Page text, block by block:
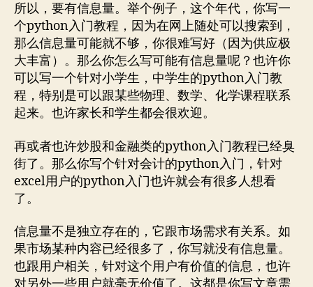
所以，要有信息量。举个例子，这个年代，你写一
个python入门教程，因为在网上随处可以搜索到，
那么信息量可能就不够，你很难写好（因为供应极
大丰富）。那么你怎么写可能有信息量呢？也许你
可以写一个针对小学生，中学生的python入门教
程，特别是可以跟某些物理、数学、化学课程联系
起来。也许家长和学生都会很欢迎。
再或者也许炒股和金融类的python入门教程已经臭
街了。那么你写个针对会计的python入门，针对
excel用户的python入门也许就会有很多人想看
了。
信息量不是独立存在的，它跟市场需求有关系。如
果市场某种内容已经很多了，你写就没有信息量。
也跟用户相关，针对这个用户有价值的信息，也许